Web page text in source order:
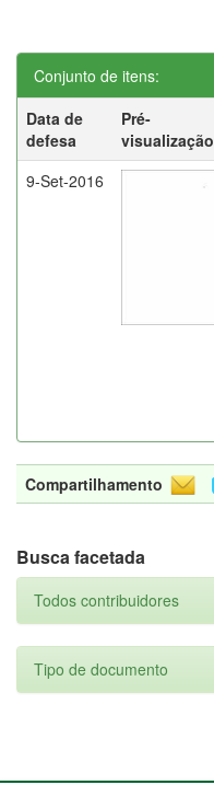
Conjunto de itens:
Data de
defesa
Pré-
visualização
9-Set-2016
Compartilhamento
Busca facetada
Todos contribuidores
Tipo de documento